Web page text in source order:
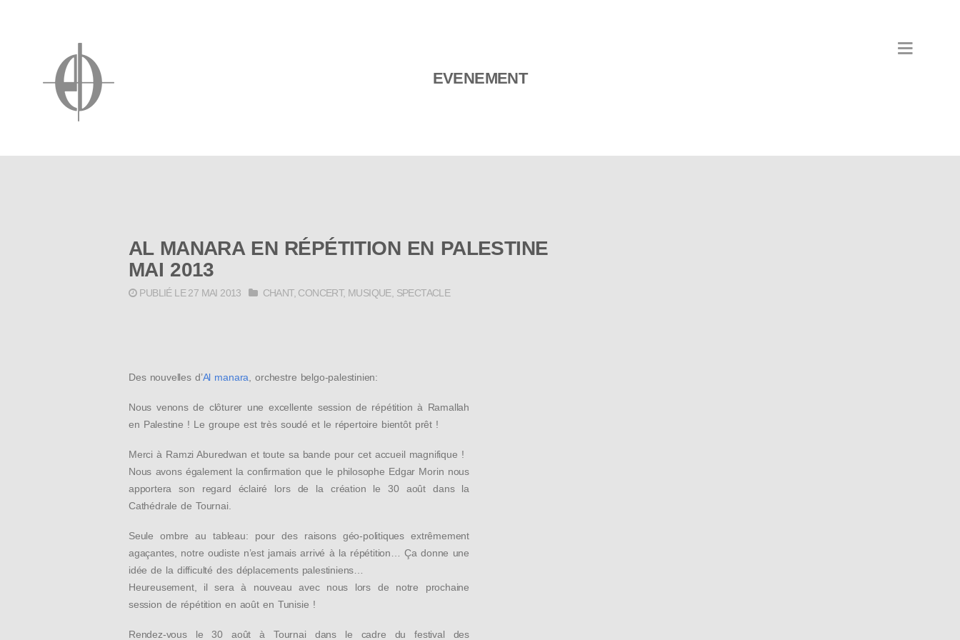
EVENEMENT
AL MANARA EN RÉPÉTITION EN PALESTINE
MAI 2013
PUBLIÉ LE 27 MAI 2013 CHANT, CONCERT, MUSIQUE, SPECTACLE
Des nouvelles d’Al manara , orchestre belgo-palestinien:
Nous venons de clôturer une excellente session de répétition à Ramallah
en Palestine ! Le groupe est très soudé et le répertoire bientôt prêt !
Merci à Ramzi Aburedwan et toute sa bande pour cet accueil magnifique !
Nous avons également la confirmation que le philosophe Edgar Morin nous
apportera son regard éclairé lors de la création le 30 août dans la
Cathédrale de Tournai.
Seule ombre au tableau: pour des raisons géo-politiques extrêmement
agaçantes, notre oudiste n’est jamais arrivé à la répétition… Ça donne une
idée de la difficulté des déplacements palestiniens…
Heureusement, il sera à nouveau avec nous lors de notre prochaine
session de répétition en août en Tunisie !
Rendez-vous le 30 août à Tournai dans le cadre du festival des